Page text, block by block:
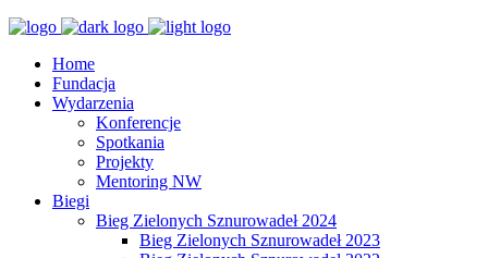
Home
Fundacja
Wydarzenia
Konferencje
Spotkania
Projekty
Mentoring NW
Biegi
Bieg Zielonych Sznurowadeł 2024
Bieg Zielonych Sznurowadeł 2023